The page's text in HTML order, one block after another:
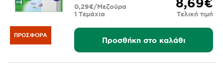
ΠΡΟΣΦΟΡΆ
8,69€
Τελική τιμή
1 Τεμάχια
0,29€/Μεζούρα
Προσθήκη στο καλάθι